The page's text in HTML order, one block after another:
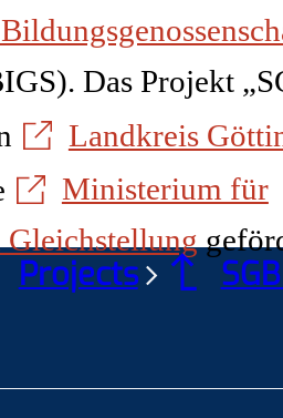
Das Projekt
Landkreis
Ministerium für
Gleichstellung
Projects